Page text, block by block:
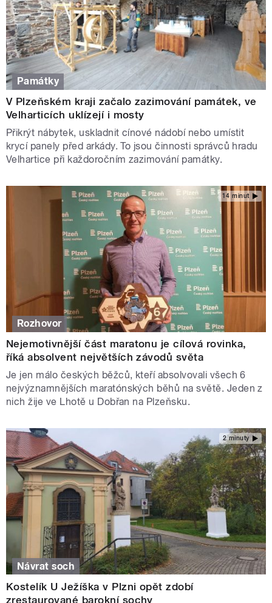
Památky
V Plzeňském kraji začalo zazimování památek, ve
Velharticích uklízejí i mosty
Přikrýt nábytek, uskladnit cínové nádobí nebo umístit
krycí panely před arkády. To jsou činnosti správců hradu
Velhartice při každoročním zazimování památky.
14 minut
Rozhovor
Nejemotivnější část maratonu je cílová rovinka,
říká absolvent největších závodů světa
Je jen málo českých běžců, kteří absolvovali všech 6
nejvýznamnějších maratónských běhů na světě. Jeden z
nich žije ve Lhotě u Dobřan na Plzeňsku.
2 minuty
Návrat soch
Kostelík U Ježíška v Plzni opět zdobí
zrestaurované barokní sochy